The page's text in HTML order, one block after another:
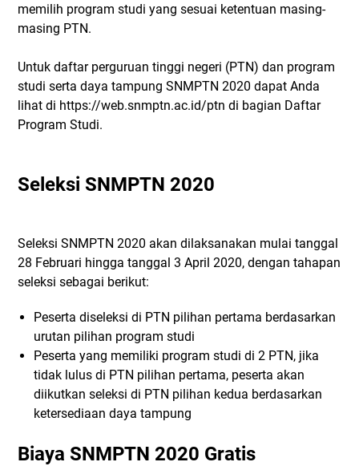
memilih program studi yang sesuai ketentuan masing-
masing PTN.
Untuk daftar perguruan tinggi negeri (PTN) dan program
studi serta daya tampung SNMPTN 2020 dapat Anda
lihat di https://web.snmptn.ac.id/ptn di bagian Daftar
Program Studi.
Seleksi SNMPTN 2020
Seleksi SNMPTN 2020 akan dilaksanakan mulai tanggal
28 Februari hingga tanggal 3 April 2020, dengan tahapan
seleksi sebagai berikut:
Peserta diseleksi di PTN pilihan pertama berdasarkan
urutan pilihan program studi
Peserta yang memiliki program studi di 2 PTN, jika
tidak lulus di PTN pilihan pertama, peserta akan
diikutkan seleksi di PTN pilihan kedua berdasarkan
ketersediaan daya tampung
Biaya SNMPTN 2020 Gratis